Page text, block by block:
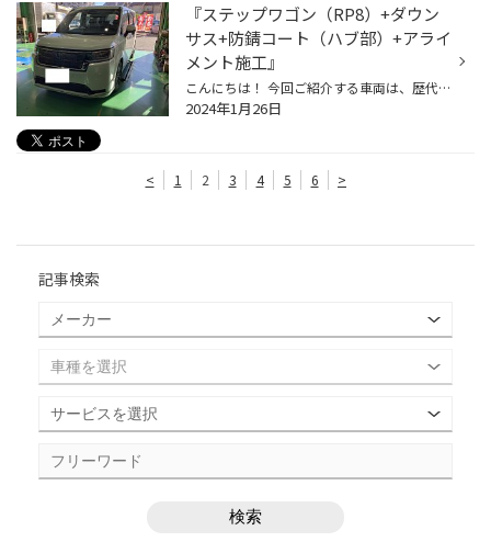
『ステップワゴン（RP8）+ダウン
サス+防錆コート（ハブ部）+アライ
メント施工』
こんにちは！ 今回ご紹介する車両は、歴代の『ステップワゴン』を当店にて 足回り交換を施工頂いている『Y様』の車両になります。 『RP系』のステップワゴンは、初施工となるので 完成後が楽しみです！ それでは施工事例となります。 【車種】ホンダ ステップワゴン 【ダウンサス】RS-R Ti2000 ハー...
2024年1月26日
< 1 2 3 4 5 6 >
記事検索